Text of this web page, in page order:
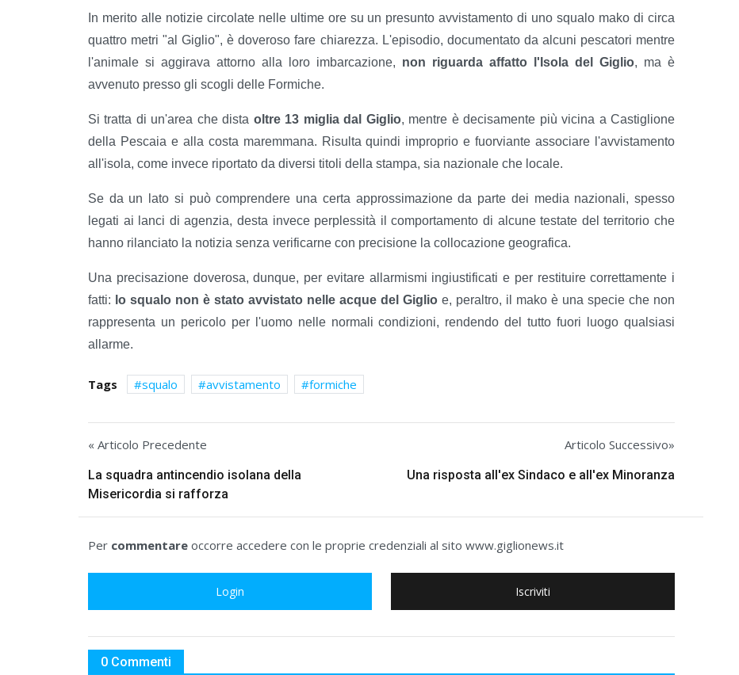
In merito alle notizie circolate nelle ultime ore su un presunto avvistamento di uno squalo mako di circa
quattro metri "al Giglio", è doveroso fare chiarezza. L'episodio, documentato da alcuni pescatori mentre
l'animale si aggirava attorno alla loro imbarcazione, non riguarda affatto l'Isola del Giglio, ma è
avvenuto presso gli scogli delle Formiche.
Si tratta di un'area che dista oltre 13 miglia dal Giglio, mentre è decisamente più vicina a Castiglione
della Pescaia e alla costa maremmana. Risulta quindi improprio e fuorviante associare l'avvistamento
all'isola, come invece riportato da diversi titoli della stampa, sia nazionale che locale.
Se da un lato si può comprendere una certa approssimazione da parte dei media nazionali, spesso
legati ai lanci di agenzia, desta invece perplessità il comportamento di alcune testate del territorio che
hanno rilanciato la notizia senza verificarne con precisione la collocazione geografica.
Una precisazione doverosa, dunque, per evitare allarmismi ingiustificati e per restituire correttamente i
fatti: lo squalo non è stato avvistato nelle acque del Giglio e, peraltro, il mako è una specie che non
rappresenta un pericolo per l'uomo nelle normali condizioni, rendendo del tutto fuori luogo qualsiasi
allarme.
Tags squalo avvistamento formiche
« Articolo Precedente
La squadra antincendio isolana della
Misericordia si rafforza
Articolo Successivo»
Una risposta all'ex Sindaco e all'ex Minoranza
Per commentare occorre accedere con le proprie credenziali al sito www.giglionews.it
Login Iscriviti
0 Commenti